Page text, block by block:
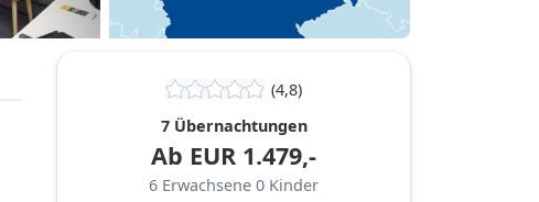
(4,8)
7 Übernachtungen
Ab EUR 1.479,-
6 Erwachsene 0 Kinder